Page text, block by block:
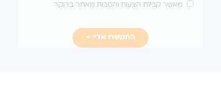
מאשר קבלת הצעות והטבות מאתר ברוקר